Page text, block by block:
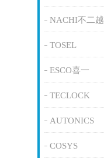
NACHI不二越
TOSEL
ESCO喜一
TECLOCK
AUTONICS
COSYS